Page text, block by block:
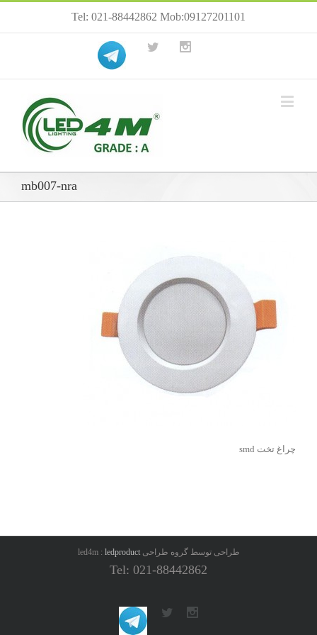
Tel: 021-88442862 Mob:09127201101
mb007-nra
چراغ تخت smd
طراحی توسط گروه طراحی led4m :ledproduct
Tel: 021-88442862